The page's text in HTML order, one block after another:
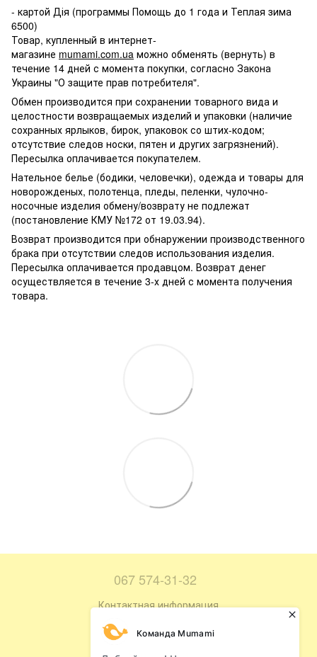
- картой Дія (программы Помощь до 1 года и Теплая зима
6500)
Товар, купленный в интернет-
магазине mumami.com.ua можно обменять (вернуть) в
течение 14 дней с момента покупки, согласно Закона
Украины "О защите прав потребителя".
Обмен производится при сохранении товарного вида и
целостности возвращаемых изделий и упаковки (наличие
сохранных ярлыков, бирок, упаковок со штих-кодом;
отсутствие следов носки, пятен и других загрязнений).
Пересылка оплачивается покупателем.
Нательное белье (бодики, человечки), одежда и товары для
новорожденых, полотенца, пледы, пеленки, чулочно-
носочные изделия обмену/возврату не подлежат
(постановление КМУ №172 от 19.03.94).
Возврат производится при обнаружении производственного
брака при отсутствии следов использования изделия.
Пересылка оплачивается продавцом. Возврат денег
осуществляется в течение 3-х дней с момента получения
товара.
067 574-31-32
Контактная информация
Полная версия сайта
Карта сайта